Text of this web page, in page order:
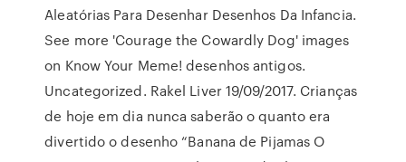
Aleatórias Para Desenhar Desenhos Da Infancia.
See more 'Courage the Cowardly Dog' images
on Know Your Meme! desenhos antigos.
Uncategorized. Rakel Liver 19/09/2017. Crianças
de hoje em dia nunca saberão o quanto era
divertido o desenho “Banana de Pijamas O